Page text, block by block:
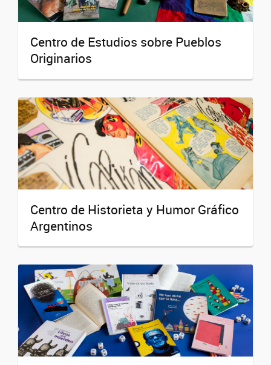
Centro de Estudios sobre Pueblos
Originarios
Centro de Historieta y Humor Gráfico
Argentinos